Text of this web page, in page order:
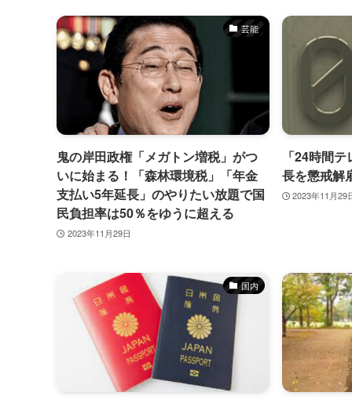
芸能
鬼の岸田政権「メガトン増税」がつ
いに始まる！「森林環境税」「年金
支払い5年延長」のやりたい放題で国
民負担率は50％をゆうに超える
2023年11月29日
「24時間
長を懲戒解
2023年11月29
国内
FXで稼ぐにはどこを利用するかが重
ポイ活